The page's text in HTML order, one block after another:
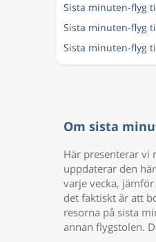
Sista minuten-flyg
Sista minuten-flyg
Sista minuten-flyg
Om sista
Här presenterar vi
uppdaterar den
varje vecka,
det faktiskt är att
resorna på sista
annan flygstolen.